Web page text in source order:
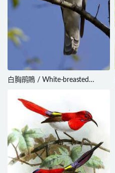
白胸鹃鵙 / White-breasted
pectoralis